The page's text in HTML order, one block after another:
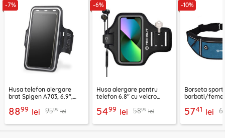
-7%
Husa telefon alergare
brat Spigen A703, 6.9",
8899 lei 9599 lei
-6%
Husa alergare pentru
telefon 6.8" cu velcro
5499 lei 5899 lei
-10%
Borseta
barbati/femei
5741 lei